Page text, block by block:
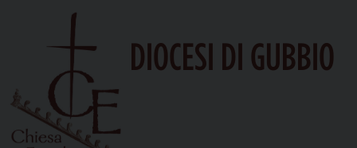
DIOCESI DI GUBBIO